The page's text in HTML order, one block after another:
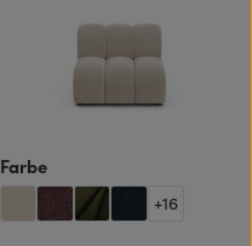
Farbeauswählen
+16